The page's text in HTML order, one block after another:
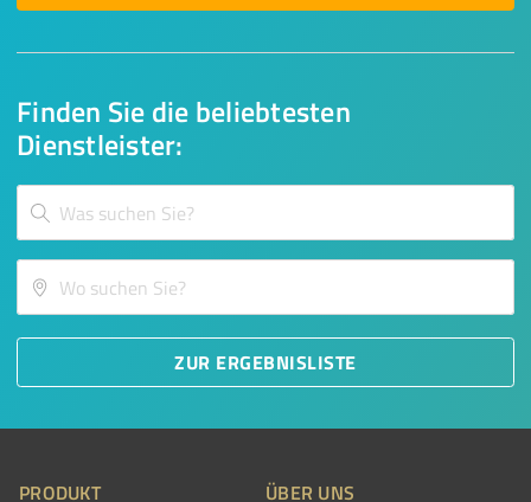
Finden Sie die beliebtesten
Dienstleister:
ZUR ERGEBNISLISTE
PRODUKT ÜBER UNS